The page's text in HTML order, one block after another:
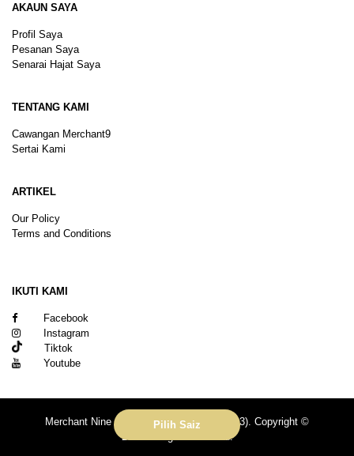
Pilih Saiz
AKAUN SAYA
Profil Saya
Pesanan Saya
Senarai Hajat Saya
TENTANG KAMI
Cawangan Merchant9
Sertai Kami
ARTIKEL
Our Policy
Terms and Conditions
IKUTI KAMI
Facebook
Instagram
Tiktok
Youtube
Merchant Nine Sdn Bhd (No. 201601039113). Copyright ©
2026.All rights reserved.